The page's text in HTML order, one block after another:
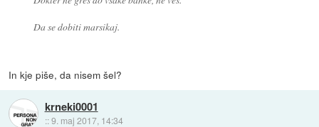
Da se dobiti marsikaj.
In kje piše, da nisem šel?
krneki0001
::9. maj 2017, 14:34